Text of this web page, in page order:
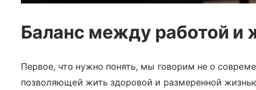
Баланс между работой и
Первое, что нужно понять, мы говорим не о
позволяющей жить здоровой и размеренной